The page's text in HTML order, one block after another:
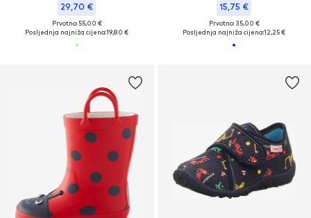
29,70 €
Prvotno: 55,00 €
Posljednja najniža cijena:19,80 €
15,75 €
Prvotno: 35,00 €
Posljednja najniža cijena:12,25 €